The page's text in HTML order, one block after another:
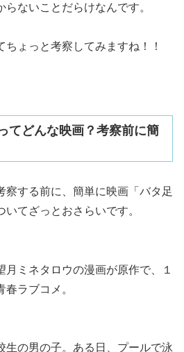
ないことだらけなんです。
ちょっと考察してみますね！！
てどんな映画？考察前に簡
察する前に、簡単に映画「バタ足
てざっとおさらいです。
月ミネタロウの漫画が原作で、１
春ラブコメ。
生の男の子。ある日、プールで泳